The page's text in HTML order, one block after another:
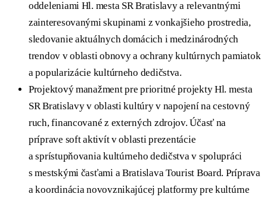
oddeleniami Hl. mesta SR Bratislavy a relevantnými
zainteresovanými skupinami z vonkajšieho prostredia,
sledovanie aktuálnych domácich i medzinárodných
trendov v oblasti obnovy a ochrany kultúrnych pamiatok
a popularizácie kultúrneho dedičstva.
Projektový manažment pre prioritné projekty Hl. mesta
SR Bratislavy v oblasti kultúry v napojení na cestovný
ruch, financované z externých zdrojov. Účasť na
príprave soft aktivít v oblasti prezentácie
a sprístupňovania kultúrneho dedičstva v spolupráci
s mestskými časťami a Bratislava Tourist Board. Príprava
a koordinácia novovznikajúcej platformy pre kultúrne